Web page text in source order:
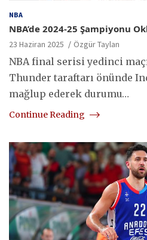
NBA
NBA’de 2024-25 Şampiyonu
23 Haziran 2025 Özgür Taylan
NBA final serisi yedinci
Thunder taraftarı önünde
mağlup ederek durumu…
Continue Reading